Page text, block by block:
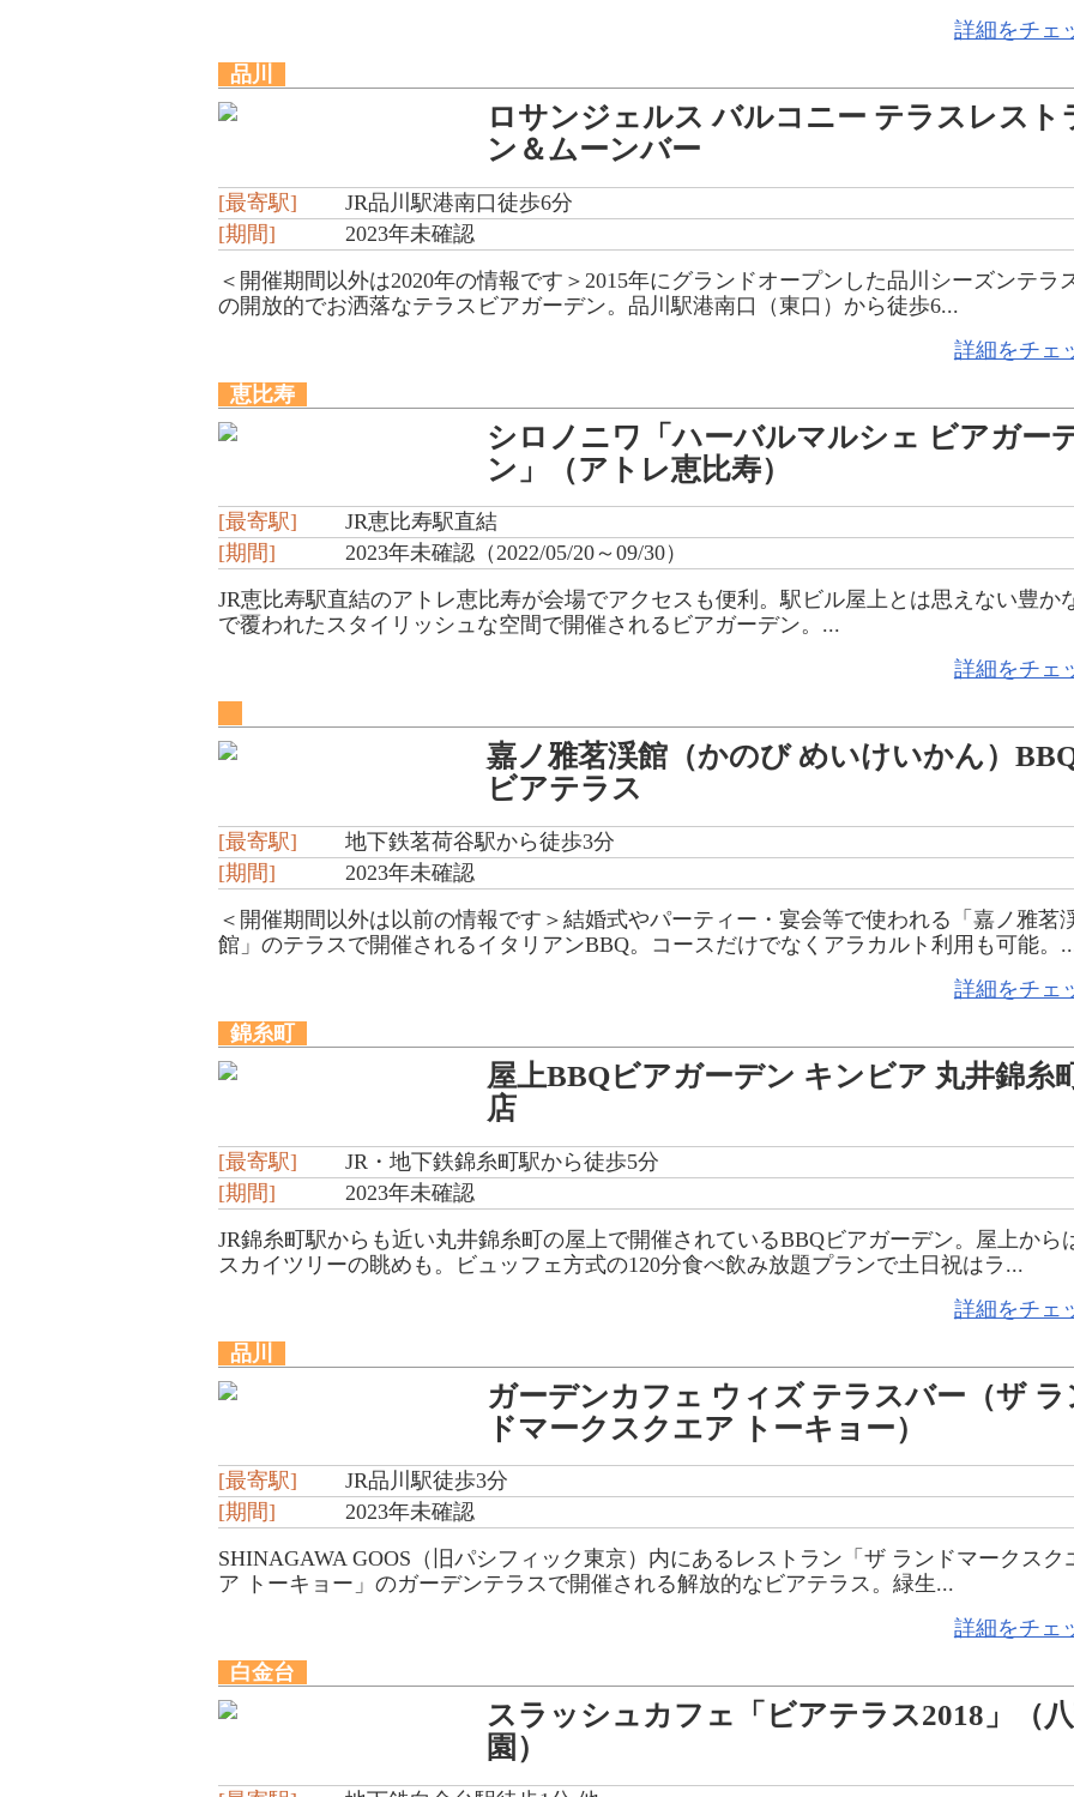
詳細をチェ
品川
ロサンジェルス バルコニー テラスレスト
ン＆ムーンバー
[最寄駅]
JR品川駅港南口徒歩6分
[期間]
2023年未確認
＜開催期間以外は2020年の情報です＞2015年にグランドオープンした品川シーズンテラ
の開放的でお洒落なテラスビアガーデン。品川駅港南口（東口）から徒歩6...
詳細をチェ
恵比寿
シロノニワ「ハーバルマルシェ ビアガー
ン」（アトレ恵比寿）
[最寄駅]
JR恵比寿駅直結
[期間]
2023年未確認（2022/05/20～09/30）
JR恵比寿駅直結のアトレ恵比寿が会場でアクセスも便利。駅ビル屋上とは思えない豊か
で覆われたスタイリッシュな空間で開催されるビアガーデン。...
詳細をチェ
嘉ノ雅茗渓館（かのび めいけいかん）
ビアテラス
[最寄駅]
地下鉄茗荷谷駅から徒歩3分
[期間]
2023年未確認
＜開催期間以外は以前の情報です＞結婚式やパーティー・宴会等で使われる「嘉ノ雅茗
館」のテラスで開催されるイタリアンBBQ。コースだけでなくアラカルト利用も可能。
詳細をチェ
錦糸町
屋上BBQビアガーデン キンビア 丸井錦糸
店
[最寄駅]
JR・地下鉄錦糸町駅から徒歩5分
[期間]
2023年未確認
JR錦糸町駅からも近い丸井錦糸町の屋上で開催されているBBQビアガーデン。屋上から
スカイツリーの眺めも。ビュッフェ方式の120分食べ飲み放題プランで土日祝はラ...
詳細をチェ
品川
ガーデンカフェ ウィズ テラスバー（ザ ラ
ドマークスクエア トーキョー）
[最寄駅]
JR品川駅徒歩3分
[期間]
2023年未確認
SHINAGAWA GOOS（旧パシフィック東京）内にあるレストラン「ザ ランドマークスク
ア トーキョー」のガーデンテラスで開催される解放的なビアテラス。緑生...
詳細をチェ
白金台
スラッシュカフェ「ビアテラス2018」（
園）